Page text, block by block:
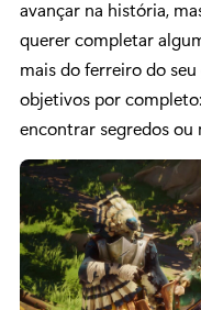
avançar na história,
querer completar
mais do ferreiro do
objetivos por
encontrar segredos ou